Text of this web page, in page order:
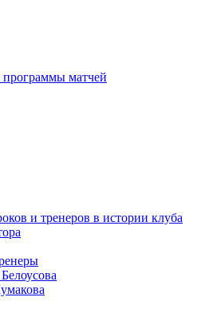
матчей
и тренеров в истории клуба